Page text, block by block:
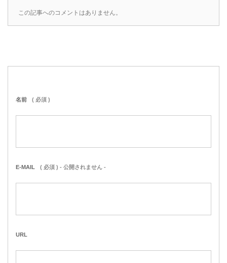
この記事へのコメントはありません。
名前 ( 必須 )
E-MAIL ( 必須 ) - 公開されません -
URL